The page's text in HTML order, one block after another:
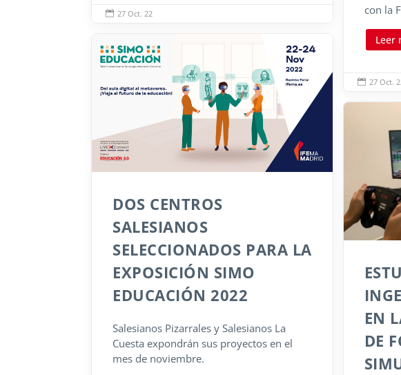
 27 Oct. 22
con la
Leer
 27 Oct.
DOS CENTROS
SALESIANOS
SELECCIONADOS PARA LA
EXPOSICIÓN SIMO
EDUCACIÓN 2022
Salesianos Pizarrales y Salesianos La
Cuesta expondrán sus proyectos en el
mes de noviembre.
EN
DE